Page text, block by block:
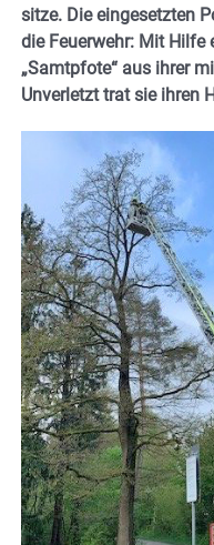
sitze. Die eingesetzten
die Feuerwehr: Mit Hilfe
„Samtpfote“ aus ihrer
Unverletzt trat sie ihren